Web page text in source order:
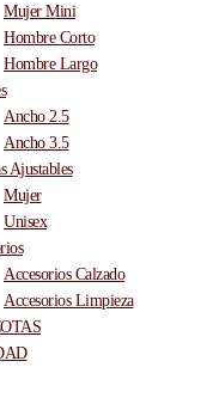
Mujer Mini
Hombre Corto
Hombre Largo
Ancho 2.5
Ancho 3.5
Ajustables
Mujer
Unisex
Accesorios Calzado
Accesorios Limpieza